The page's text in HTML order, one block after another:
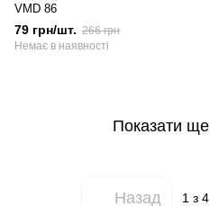
VMD 86
79 грн/шт. 266 грн
Немає в наявності
Показати ще
Назад 1 з 4